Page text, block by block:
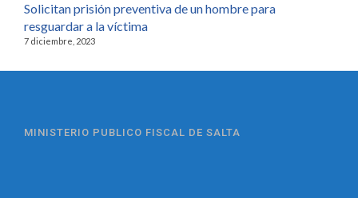
Solicitan prisión preventiva de un hombre para
resguardar a la víctima
7 diciembre, 2023
MINISTERIO PUBLICO FISCAL DE SALTA